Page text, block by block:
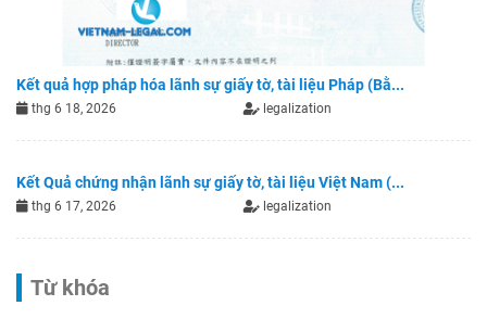
Kết quả hợp pháp hóa lãnh sự giấy tờ, tài liệu Pháp (Bằ...
thg 6 18, 2026 legalization
Kết Quả chứng nhận lãnh sự giấy tờ, tài liệu Việt Nam (...
thg 6 17, 2026 legalization
Từ khóa